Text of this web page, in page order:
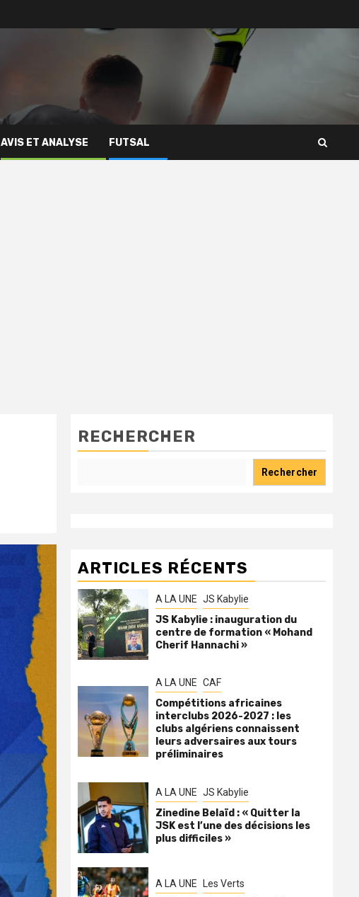
AVIS ET ANALYSE FUTSAL
RECHERCHER
Rechercher
ARTICLES RÉCENTS
A LA UNE JS Kabylie
JS Kabylie : inauguration du
centre de formation « Mohand
Cherif Hannachi »
A LA UNE CAF
Compétitions africaines
interclubs 2026-2027 : les
clubs algériens connaissent
leurs adversaires aux tours
préliminaires
A LA UNE JS Kabylie
Zinedine Belaïd : « Quitter la
JSK est l’une des décisions les
plus difficiles »
A LA UNE Les Verts